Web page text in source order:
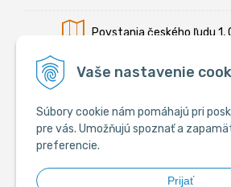
Vaše nastavenie
Súbory cookie nám pomáhajú pri
pre vás. Umožňujú spoznať a
preferencie.
Prijať
Povstania českého ľudu 1,
Mobil:+421 902
E-mail: